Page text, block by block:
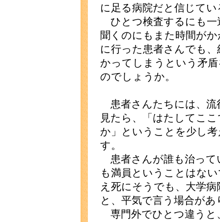
に足る病院だと信じて
ひとつ検査するにも一
聞くのにもまた時間が
に行った患者さんでも
かってしまうという矛
のでしょうか。
患者さんたちには、流
見たら、「はたしてこ
か」ということを少し
す。
患者さんが誰も治って
も満員ということはな
え死にそうでも、大学
と、平気で言う場合があ
専門外でひとつ違うと